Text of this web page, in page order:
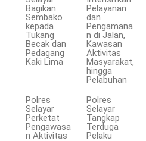
Bagikan
Sembako
kepada
Tukang
Becak dan
Pedagang
Kaki Lima
Pelayanan
dan
Pengamana
n di Jalan,
Kawasan
Aktivitas
Masyarakat,
hingga
Pelabuhan
Polres
Selayar
Perketat
Pengawasa
n Aktivitas
Polres
Selayar
Tangkap
Terduga
Pelaku